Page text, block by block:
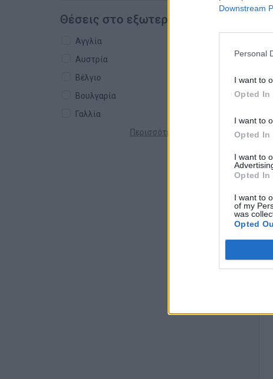
Downstream
Personal
I want to
Opted In
I want to
Opted In
I want to
Opted In
I want to
of my
was
Opted
Θέσεις στο εξωτερικό
Αγγλία
Αυστρία
Βέλγιο
Βουλγαρία
Γαλλία
Περισσότερες χώρες +